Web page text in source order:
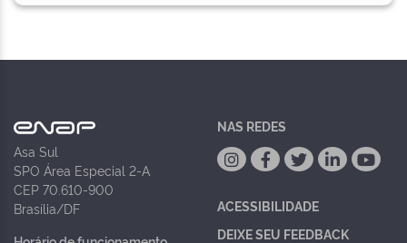
Asa Sul
SPO Área Especial 2-A
CEP 70.610-900
Brasília/DF
NAS REDES
ACESSIBILIDADE
DEIXE SEU FEEDBACK